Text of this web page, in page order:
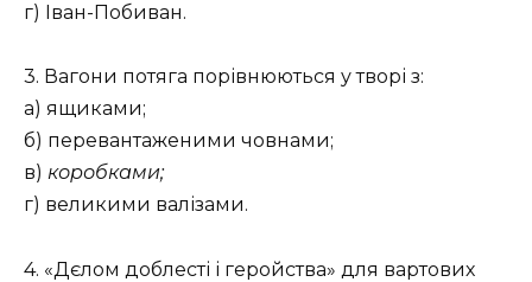
г) Іван-Побиван.
3. Вагони потяга порівнюються у творі з:
а) ящиками;
б) перевантаженими човнами;
в) коробками;
г) великими валізами.
4. «Дєлом доблесті і геройства» для вартових